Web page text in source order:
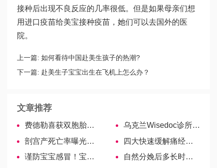
接种后出现不良反应的几率很低。但是如果母亲们想
用进口疫苗给美宝接种疫苗，她们可以去国外的医
院。
上一篇: 如何看待中国赴美生孩子的热潮?
下一篇: 赴美生子宝宝出生在飞机上怎么办？
文章推荐
费德勒喜获双胞胎女儿，遗传基因确实强大！
乌克兰Wisedoc诊所金牌医生—罗刹·伊里娜
剖宫产死亡率曝光！真没你想象的那么高，不要吓自己
四大快速缓解痛经小妙招！补血含铁食物不能少！
谨防宝宝感冒！宝妈应如何做好预防
自然分娩后多长时间可以同房？来看看过来人经验